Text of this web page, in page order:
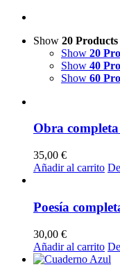
Show 20 Products
Show 20
Show 40
Show 60
Obra
35,00 €
Añadir al carrito
Poesía
30,00 €
Añadir al carrito